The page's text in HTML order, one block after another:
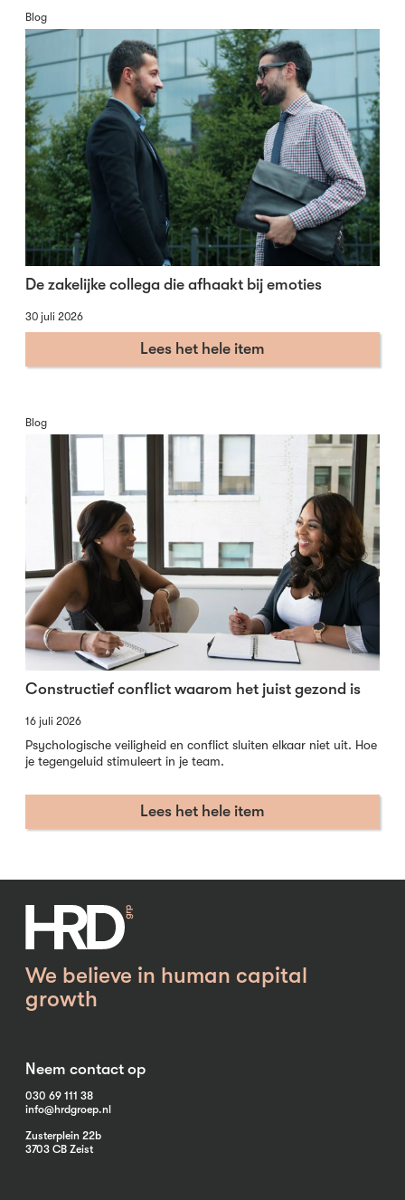
Blog
De zakelijke collega die afhaakt bij emoties
30 juli 2026
Lees het hele item
Blog
Constructief conflict waarom het juist gezond is
16 juli 2026
Psychologische veiligheid en conflict sluiten elkaar niet uit. Hoe
je tegengeluid stimuleert in je team.
Lees het hele item
We believe in human capital
growth
Neem contact op
030 69 111 38
info@hrdgroep.nl
Zusterplein 22b
3703 CB Zeist